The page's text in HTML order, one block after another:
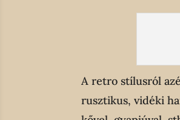
A retro stílusról
rusztikus, vidéki